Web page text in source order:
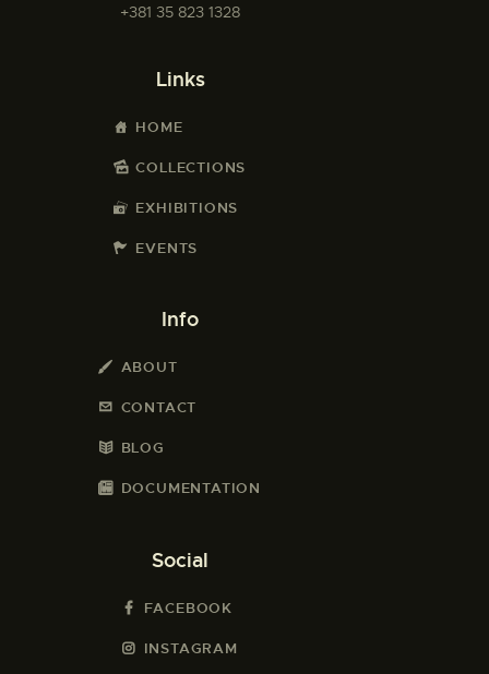
+381 35 823 1328
Links
HOME
COLLECTIONS
EXHIBITIONS
EVENTS
Info
ABOUT
CONTACT
BLOG
DOCUMENTATION
Social
FACEBOOK
INSTAGRAM